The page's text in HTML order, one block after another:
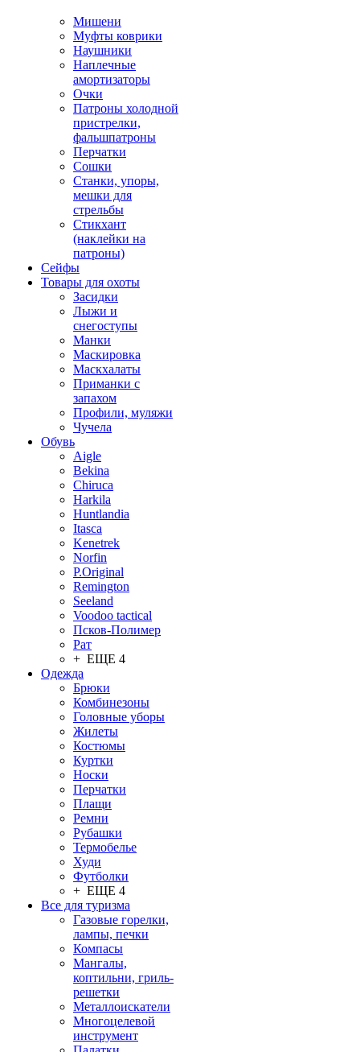
Мишени
Муфты коврики
Наушники
Наплечные
амортизаторы
Очки
Патроны холодной
пристрелки,
фальшпатроны
Перчатки
Сошки
Станки, упоры,
мешки для
стрельбы
Стикхант
(наклейки на
патроны)
Сейфы
Товары для охоты
Засидки
Лыжи и
снегоступы
Манки
Маскировка
Маскхалаты
Приманки с
запахом
Профили, муляжи
Чучела
Обувь
Aigle
Bekina
Chiruсa
Harkila
Huntlandia
Itasca
Kenetrek
Norfin
P.Original
Remington
Seeland
Voodoo tactical
Псков-Полимер
Рат
+ ЕЩЕ 4
Одежда
Брюки
Комбинезоны
Головные уборы
Жилеты
Костюмы
Куртки
Носки
Перчатки
Плащи
Ремни
Рубашки
Термобелье
Худи
Футболки
+ ЕЩЕ 4
Все для туризма
Газовые горелки,
лампы, печки
Компасы
Мангалы,
коптильни, гриль-
решетки
Металлоискатели
Многоцелевой
инструмент